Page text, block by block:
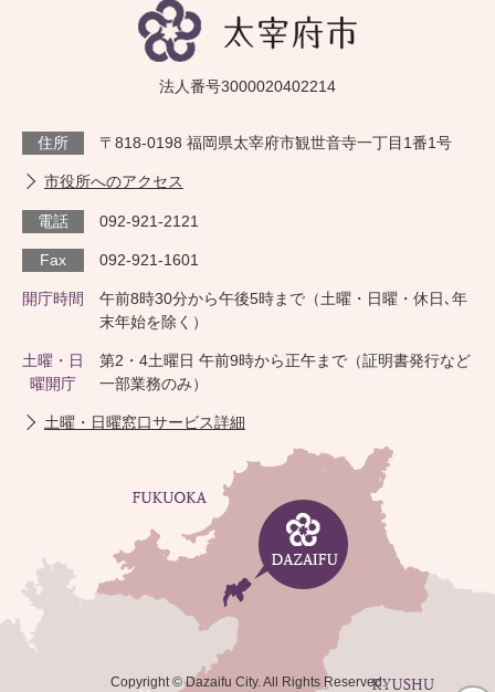
法人番号3000020402214
住所 〒818-0198 福岡県太宰府市観世音寺一丁目1番1号
市役所へのアクセス
電話 092-921-2121
Fax 092-921-1601
開庁時間
午前8時30分から午後5時まで（土曜・日曜・休日､年
末年始を除く）
土曜・日
曜開庁
第2・4土曜日 午前9時から正午まで（証明書発行など
一部業務のみ）
土曜・日曜窓口サービス詳細
Copyright © Dazaifu City. All Rights Reserved.